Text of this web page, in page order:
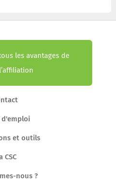
les avantages de
l’affiliation
d'emploi
et outils
CSC
nous ?